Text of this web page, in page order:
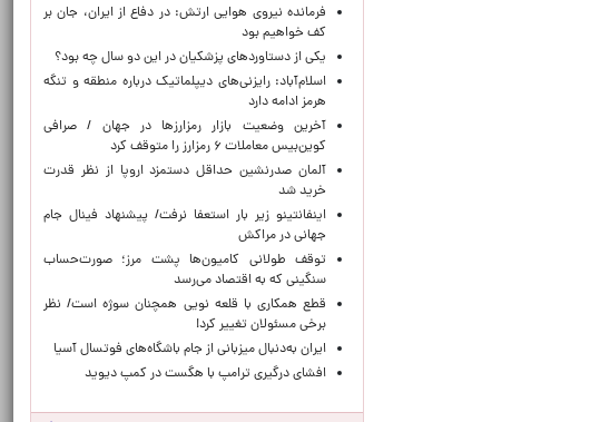
فرمانده نیروی هوایی ارتش: در دفاع از ایران، جان بر
کف خواهیم بود
یکی از دستاوردهای پزشکیان در این دو سال چه بود؟
اسلام‌آباد: رایزنی‌های دیپلماتیک درباره منطقه و تنگه
هرمز ادامه دارد
آخرین وضعیت بازار رمزارزها در جهان / صرافی
کوین‌بیس معاملات ۶ رمزارز را متوقف کرد
آلمان صدرنشین حداقل دستمزد اروپا از نظر قدرت
خرید شد
اینفانتینو زیر بار استعفا نرفت/ پیشنهاد فینال جام
جهانی در مراکش
توقف طولانی کامیون‌ها پشت مرز؛ صورت‌حساب
سنگینی که به اقتصاد می‌رسد
قطع همکاری با قلعه نویی همچنان سوژه است/ نظر
برخی مسئولان تغییر کرد!
ایران به‌دنبال میزبانی از جام باشگاه‌های فوتسال آسیا
افشای درگیری ترامپ با هگست در کمپ دیوید